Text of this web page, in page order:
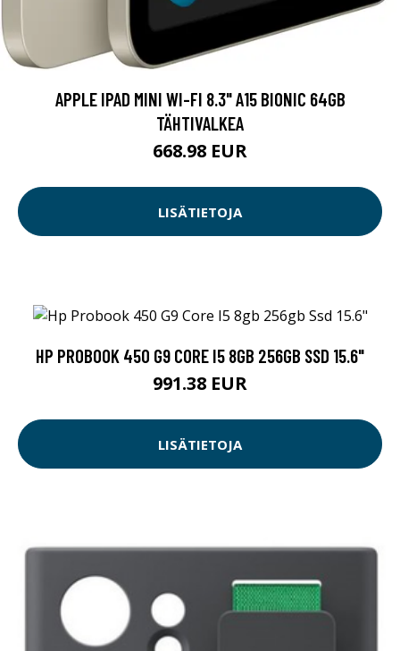
APPLE IPAD MINI WI-FI 8.3" A15 BIONIC 64GB
TÄHTIVALKEA
668.98 EUR
LISÄTIETOJA
HP PROBOOK 450 G9 CORE I5 8GB 256GB SSD 15.6"
991.38 EUR
LISÄTIETOJA